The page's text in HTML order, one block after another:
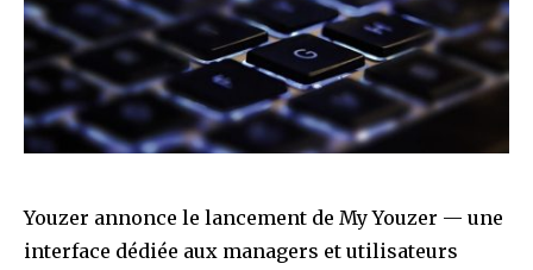
Youzer annonce le lancement de My Youzer — une
interface dédiée aux managers et utilisateurs